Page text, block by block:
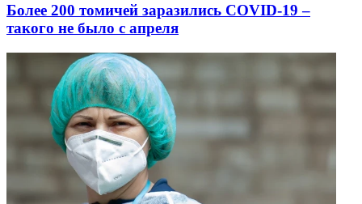
Более 200 томичей заразились COVID-19 –
такого не было с апреля